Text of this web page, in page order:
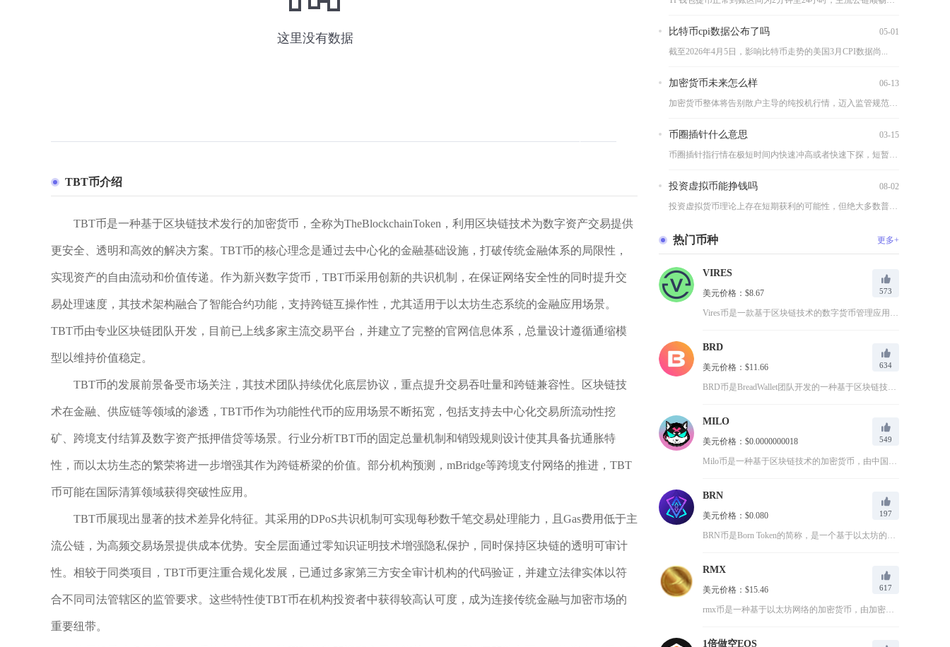
TBT币介绍
TBT币是一种基于区块链技术发行的加密货币，全称为TheBlockchainToken，利用区块链技术为数字资产交易提供
更安全、透明和高效的解决方案。TBT币的核心理念是通过去中心化的金融基础设施，打破传统金融体系的局限性，
实现资产的自由流动和价值传递。作为新兴数字货币，TBT币采用创新的共识机制，在保证网络安全性的同时提升交
易处理速度，其技术架构融合了智能合约功能，支持跨链互操作性，尤其适用于以太坊生态系统的金融应用场景。
TBT币由专业区块链团队开发，目前已上线多家主流交易平台，并建立了完整的官网信息体系，总量设计遵循通缩模
型以维持价值稳定。
TBT币的发展前景备受市场关注，其技术团队持续优化底层协议，重点提升交易吞吐量和跨链兼容性。区块链技
术在金融、供应链等领域的渗透，TBT币作为功能性代币的应用场景不断拓宽，包括支持去中心化交易所流动性挖
矿、跨境支付结算及数字资产抵押借贷等场景。行业分析TBT币的固定总量机制和销毁规则设计使其具备抗通胀特
性，而以太坊生态的繁荣将进一步增强其作为跨链桥梁的价值。部分机构预测，mBridge等跨境支付网络的推进，TBT
币可能在国际清算领域获得突破性应用。
TBT币展现出显著的技术差异化特征。其采用的DPoS共识机制可实现每秒数千笔交易处理能力，且Gas费用低于主
流公链，为高频交易场景提供成本优势。安全层面通过零知识证明技术增强隐私保护，同时保持区块链的透明可审计
性。相较于同类项目，TBT币更注重合规化发展，已通过多家第三方安全审计机构的代码验证，并建立法律实体以符
合不同司法管辖区的监管要求。这些特性使TBT币在机构投资者中获得较高认可度，成为连接传统金融与加密市场的
重要纽带。
比特币cpi数据公布了吗 05-01
截至2026年4月5日，影响比特币走势的美国3月CPI数据尚...
加密货币未来怎么样 06-13
加密货币整体将告别散户主导的纯投机行情，迈入监管规范化、机构...
币圈插针什么意思 03-15
币圈插针指行情在极短时间内快速冲高或者快速下探，短暂触及某一...
投资虚拟币能挣钱吗 08-02
投资虚拟货币理论上存在短期获利的可能性，但绝大多数普通散户最...
热门币种 更多+
VIRES
美元价格：$8.67 573
Vires币是一款基于区块链技术的数字货币管理应用，为用户提...
BRD
美元价格：$11.66 634
BRD币是BreadWallet团队开发的一种基于区块链技术...
MILO
美元价格：$0.0000000018 549
Milo币是一种基于区块链技术的加密货币，由中国团队开发，打...
BRN
美元价格：$0.080 197
BRN币是Born Token的简称，是一个基于以太坊的去中...
RMX
美元价格：$15.46 617
rmx币是一种基于以太坊网络的加密货币，由加密货币开发团队于...
1倍做空EOS